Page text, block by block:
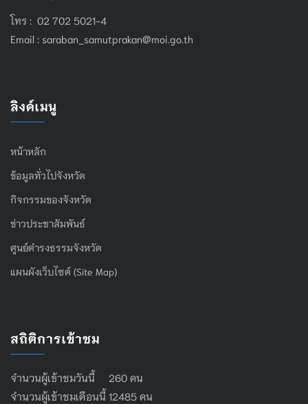
โทร : 02 702 5021-4
Email : saraban_samutprakan@moi.go.th
ลิงค์เมนู
หน้าหลัก
ข้อมูลทั่วไปจังหวัด
กิจกรรมของจังหวัด
ข่าวประชาสัมพันธ์
ศูนย์ดำรงธรรมจังหวัด
แผนผังเว็บไซต์ (Site Map)
สถิติการเข้าชม
จำนวนผู้เข้าชมวันนี้ 260 คน
จำนวนผู้เข้าชมเดือนนี้ 12485 คน